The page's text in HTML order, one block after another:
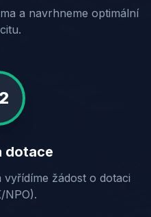
a navrhneme optimální
dotace
žádost o dotaci
NPO).